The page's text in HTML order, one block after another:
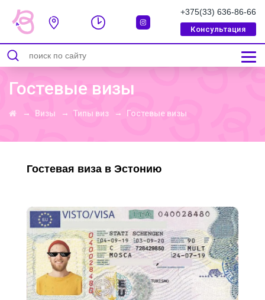
+375(33) 636-86-66
Консультация
Гостевые визы
→ Визы → Типы виз → Гостевые визы
Гостевая виза в Эстонию
СООБЩЕНИЕ УСПЕШНО ОТПРАВЛЕННО